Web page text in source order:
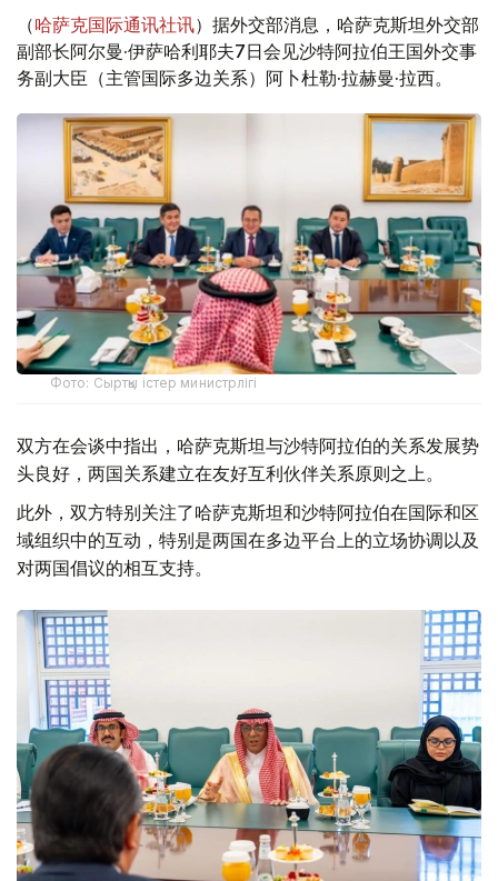
（哈萨克国际通讯社讯）据外交部消息，哈萨克斯坦外交部
副部长阿尔曼·伊萨哈利耶夫7日会见沙特阿拉伯王国外交事
务副大臣（主管国际多边关系）阿卜杜勒·拉赫曼·拉西。
Фото: Сыртқы істер министрлігі
双方在会谈中指出，哈萨克斯坦与沙特阿拉伯的关系发展势
头良好，两国关系建立在友好互利伙伴关系原则之上。
此外，双方特别关注了哈萨克斯坦和沙特阿拉伯在国际和区
域组织中的互动，特别是两国在多边平台上的立场协调以及
对两国倡议的相互支持。